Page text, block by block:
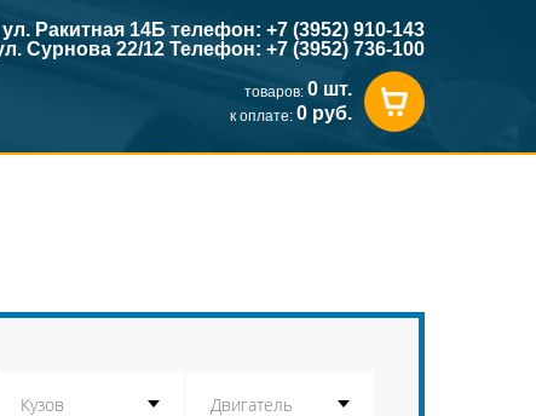
ул. Ракитная 14Б телефон: +7 (3952) 910-143
Сурнова 22/12 Телефон: +7 (3952) 736-100
товаров: 0 шт.
к оплате: 0 руб.